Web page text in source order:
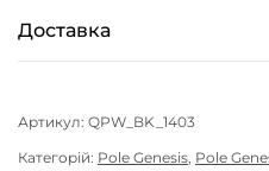
Доставка
Артикул: QPW_BK_1403
Категорій: Pole Genesis, Pole